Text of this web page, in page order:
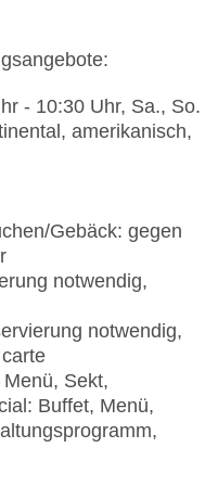
- 10:30 Uhr, Sa., So.
amerikanisch,
Gebäck: gegen
notwendig,
notwendig,
Sekt,
Buffet, Menü,